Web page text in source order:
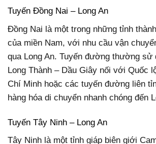
Tuyến Đồng Nai – Long An
Đồng Nai là một trong những tỉnh
của miền Nam, với nhu cầu vận
qua Long An. Tuyến đường thường sử
Long Thành – Dầu Giây nối với Quốc
Chí Minh hoặc các tuyến đường liên
hàng hóa di chuyển nhanh chóng đến
Tuyến Tây Ninh – Long An
Tây Ninh là một tỉnh giáp biên giới